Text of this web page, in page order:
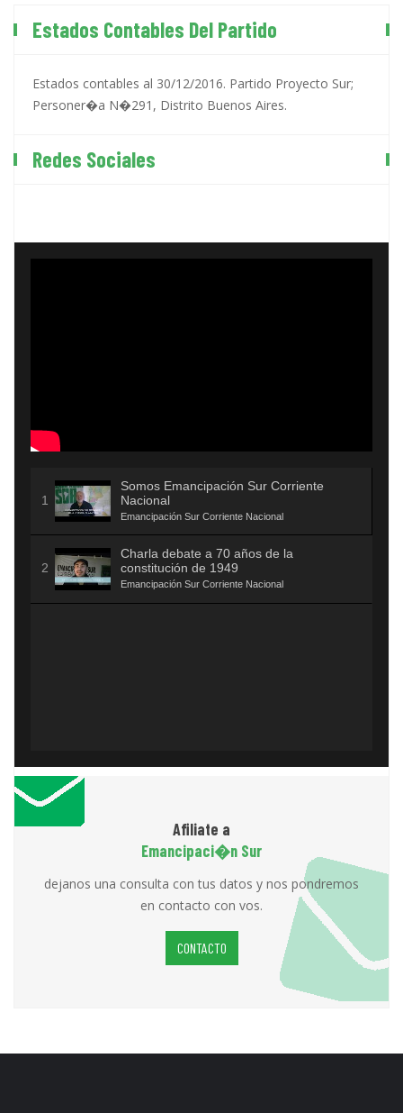
Estados Contables Del Partido
Estados contables al 30/12/2016. Partido Proyecto Sur;
Personer�a N�291, Distrito Buenos Aires.
Redes Sociales
Somos Emancipación Sur Corriente
Nacional
Emancipación Sur Corriente Nacional
Charla debate a 70 años de la
constitución de 1949
Emancipación Sur Corriente Nacional
Afiliate a
Emancipaci�n Sur
dejanos una consulta con tus datos y nos pondremos
en contacto con vos.
CONTACTO